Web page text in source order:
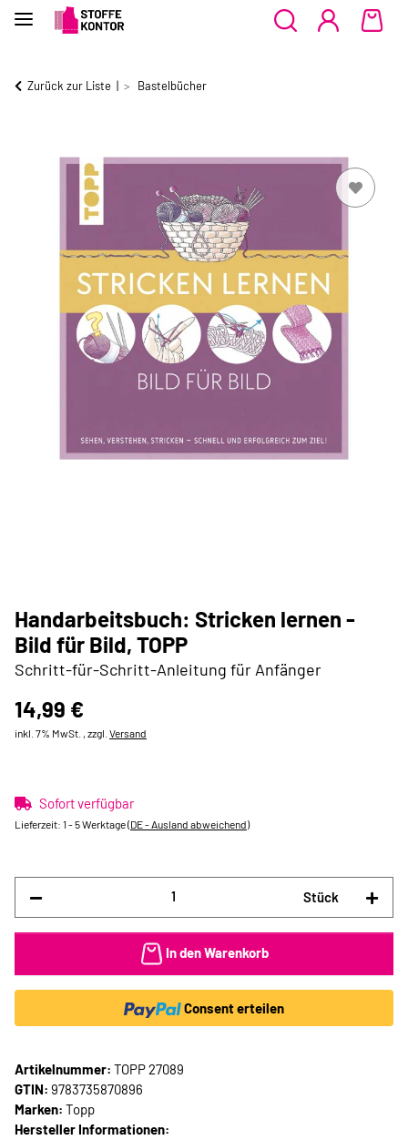
Zurück zur Liste Bastelbücher
Handarbeitsbuch: Stricken lernen -
Bild für Bild, TOPP
Schritt-für-Schritt-Anleitung für Anfänger
14,99 €
inkl. 7% MwSt. , zzgl. Versand
Sofort verfügbar
Lieferzeit: 1 - 5 Werktage(DE - Ausland abweichend)
Stück
In den Warenkorb
Consent erteilen
Artikelnummer: TOPP 27089
GTIN: 9783735870896
Marken: Topp
Hersteller Informationen: